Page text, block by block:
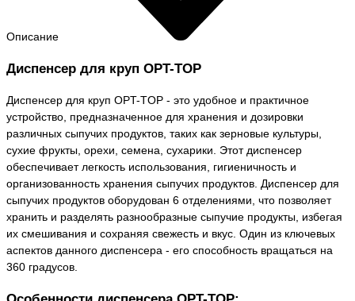
Описание
Диспенсер для круп OPT-TOP
Диспенсер для круп OPT-TOP - это удобное и практичное
устройство, предназначенное для хранения и дозировки
различных сыпучих продуктов, таких как зерновые культуры,
сухие фрукты, орехи, семена, сухарики. Этот диспенсер
обеспечивает легкость использования, гигиеничность и
организованность хранения сыпучих продуктов. Диспенсер для
сыпучих продуктов оборудован 6 отделениями, что позволяет
хранить и разделять разнообразные сыпучие продукты, избегая
их смешивания и сохраняя свежесть и вкус. Один из ключевых
аспектов данного диспенсера - его способность вращаться на
360 градусов.